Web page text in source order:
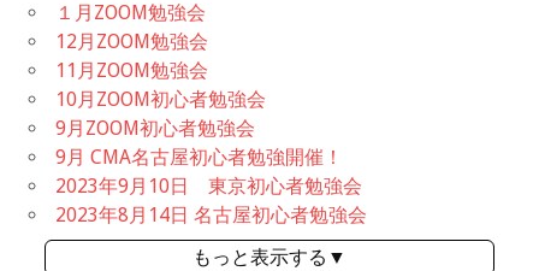
１月ZOOM勉強会
12月ZOOM勉強会
11月ZOOM勉強会
10月ZOOM初心者勉強会
9月ZOOM初心者勉強会
9月 CMA名古屋初心者勉強開催！
2023年9月10日 東京初心者勉強会
2023年8月14日 名古屋初心者勉強会
もっと表示する▼